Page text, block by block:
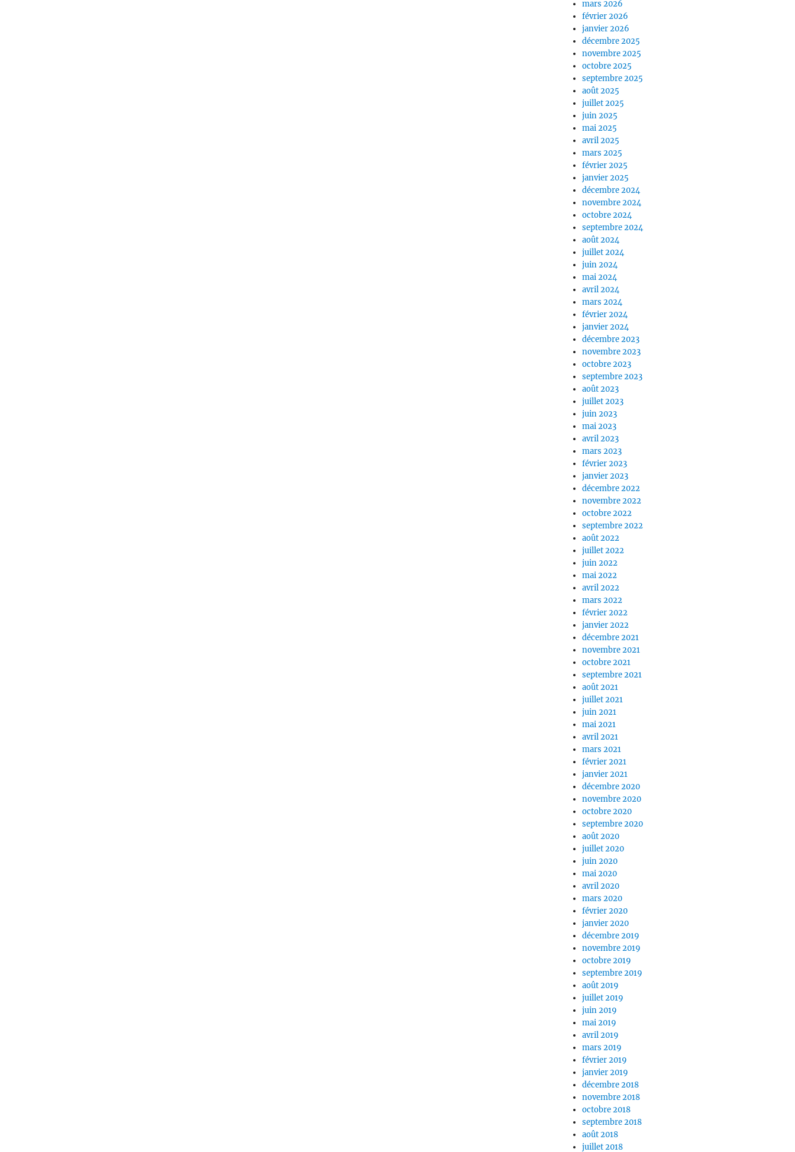
mars 2026
février 2026
janvier 2026
décembre 2025
novembre 2025
octobre 2025
septembre 2025
août 2025
juillet 2025
juin 2025
mai 2025
avril 2025
mars 2025
février 2025
janvier 2025
décembre 2024
novembre 2024
octobre 2024
septembre 2024
août 2024
juillet 2024
juin 2024
mai 2024
avril 2024
mars 2024
février 2024
janvier 2024
décembre 2023
novembre 2023
octobre 2023
septembre 2023
août 2023
juillet 2023
juin 2023
mai 2023
avril 2023
mars 2023
février 2023
janvier 2023
décembre 2022
novembre 2022
octobre 2022
septembre 2022
août 2022
juillet 2022
juin 2022
mai 2022
avril 2022
mars 2022
février 2022
janvier 2022
décembre 2021
novembre 2021
octobre 2021
septembre 2021
août 2021
juillet 2021
juin 2021
mai 2021
avril 2021
mars 2021
février 2021
janvier 2021
décembre 2020
novembre 2020
octobre 2020
septembre 2020
août 2020
juillet 2020
juin 2020
mai 2020
avril 2020
mars 2020
février 2020
janvier 2020
décembre 2019
novembre 2019
octobre 2019
septembre 2019
août 2019
juillet 2019
juin 2019
mai 2019
avril 2019
mars 2019
février 2019
janvier 2019
décembre 2018
novembre 2018
octobre 2018
septembre 2018
août 2018
juillet 2018